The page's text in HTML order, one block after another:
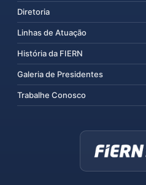
Diretoria
Linhas de Atuação
História da FIERN
Galeria de Presidentes
Trabalhe Conosco